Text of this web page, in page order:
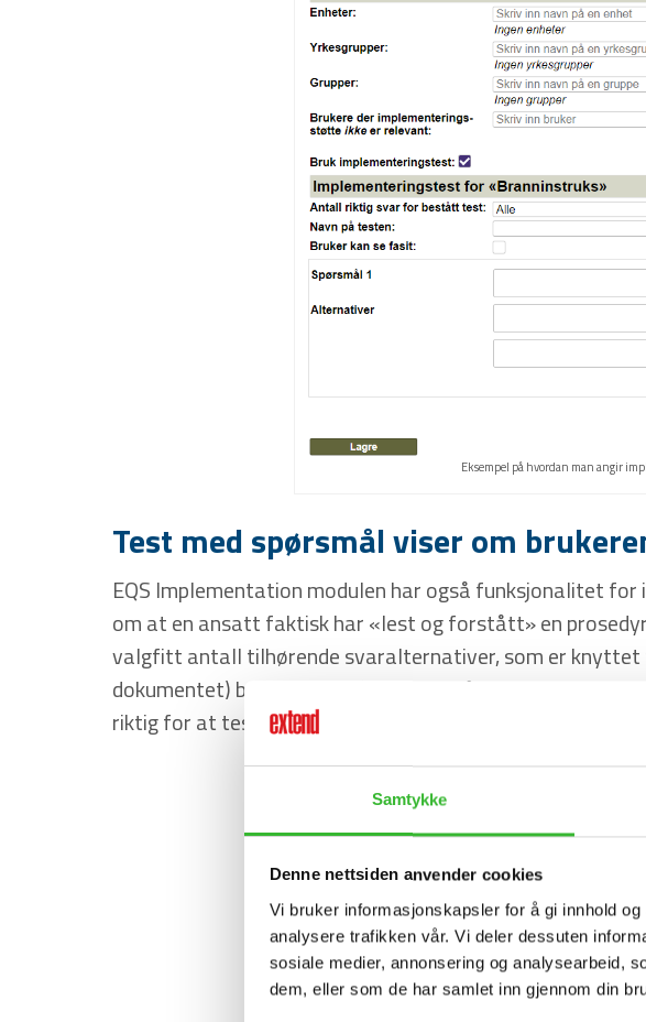
Samtykke
Denne nettsiden anvender cookies
Vi bruker informasjonskapsler for å gi innhold
analysere trafikken vår. Vi deler dessuten
sosiale medier, annonsering og analysearbeid,
dem, eller som de har samlet inn gjennom din
Eksempel på hvordan man angir
Test med spørsmål viser om
EQS Implementation modulen har også funksjonalitet
om at en ansatt faktisk har «lest og forstått» en
valgfitt antall tilhørende svaralternativer, som er knyttet
dokumentet) bestemmer både spørsmålene,
riktig for at testen skal regnes som bestått. Det er også